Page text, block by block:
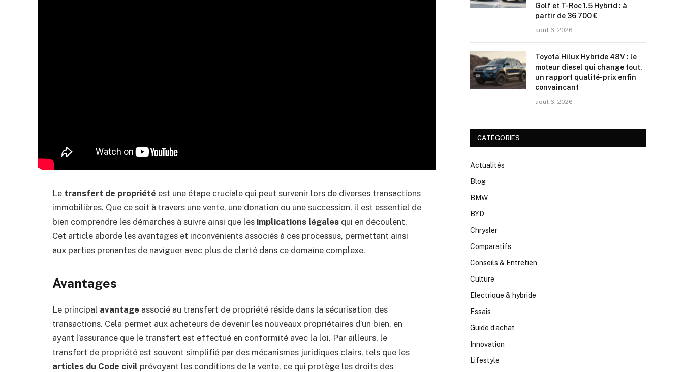
Le transfert de propriété est une étape cruciale qui peut survenir lors de diverses transactions
immobilières. Que ce soit à travers une vente, une donation ou une succession, il est essentiel de
bien comprendre les démarches à suivre ainsi que les implications légales qui en découlent.
Cet article aborde les avantages et inconvénients associés à ces processus, permettant ainsi
aux parties prenantes de naviguer avec plus de clarté dans ce domaine complexe.
Avantages
Le principal avantage associé au transfert de propriété réside dans la sécurisation des
transactions. Cela permet aux acheteurs de devenir les nouveaux propriétaires d’un bien, en
ayant l’assurance que le transfert est effectué en conformité avec la loi. Par ailleurs, le
transfert de propriété est souvent simplifié par des mécanismes juridiques clairs, tels que les
articles du Code civil prévoyant les conditions de la vente, ce qui protège les droits des
Golf et T-Roc 1.5 Hybrid : à
partir de 36 700 €
août 6, 2026
Toyota Hilux Hybride 48V : le
moteur diesel qui change tout,
un rapport qualité-prix enfin
convaincant
août 6, 2026
CATÉGORIES
Actualités
Blog
BMW
BYD
Chrysler
Comparatifs
Conseils & Entretien
Culture
Electrique & hybride
Essais
Guide d’achat
Innovation
Lifestyle